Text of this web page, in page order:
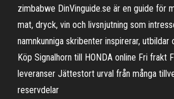
zimbabwe DinVinguide.se är en guide för
mat, dryck, vin och livsnjutning som
namnkunniga skribenter inspirerar,
Köp Signalhorn till HONDA online Fri frakt
leveranser Jättestort urval från många
reservdelar